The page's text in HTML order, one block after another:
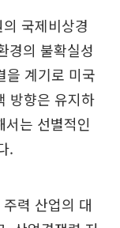
국제비상경
경의 불확실성
을 계기로 미국
방향은 유지하
서는 선별적인
.
력 산업의 대